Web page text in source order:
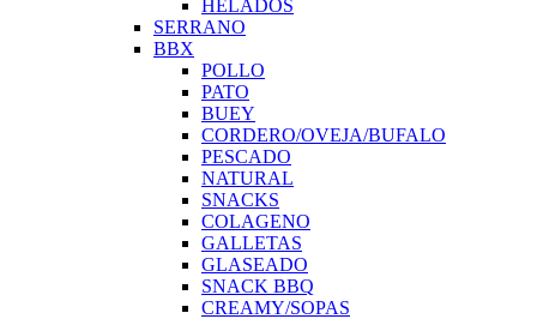
HELADOS
SERRANO
BBX
POLLO
PATO
BUEY
CORDERO/OVEJA/BUFALO
PESCADO
NATURAL
SNACKS
COLAGENO
GALLETAS
GLASEADO
SNACK BBQ
CREAMY/SOPAS